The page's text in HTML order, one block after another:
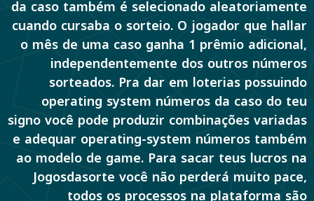
da caso também é selecionado aleatoriamente
cuando cursaba o sorteio. O jogador que hallar
o mês de uma caso ganha 1 prêmio adicional,
independentemente dos outros números
sorteados. Pra dar em loterias possuindo
operating system números da caso do teu
signo você pode produzir combinações variadas
e adequar operating-system números também
ao modelo de game. Para sacar teus lucros na
Jogosdasorte você não perderá muito pace,
todos os processos na plataforma são